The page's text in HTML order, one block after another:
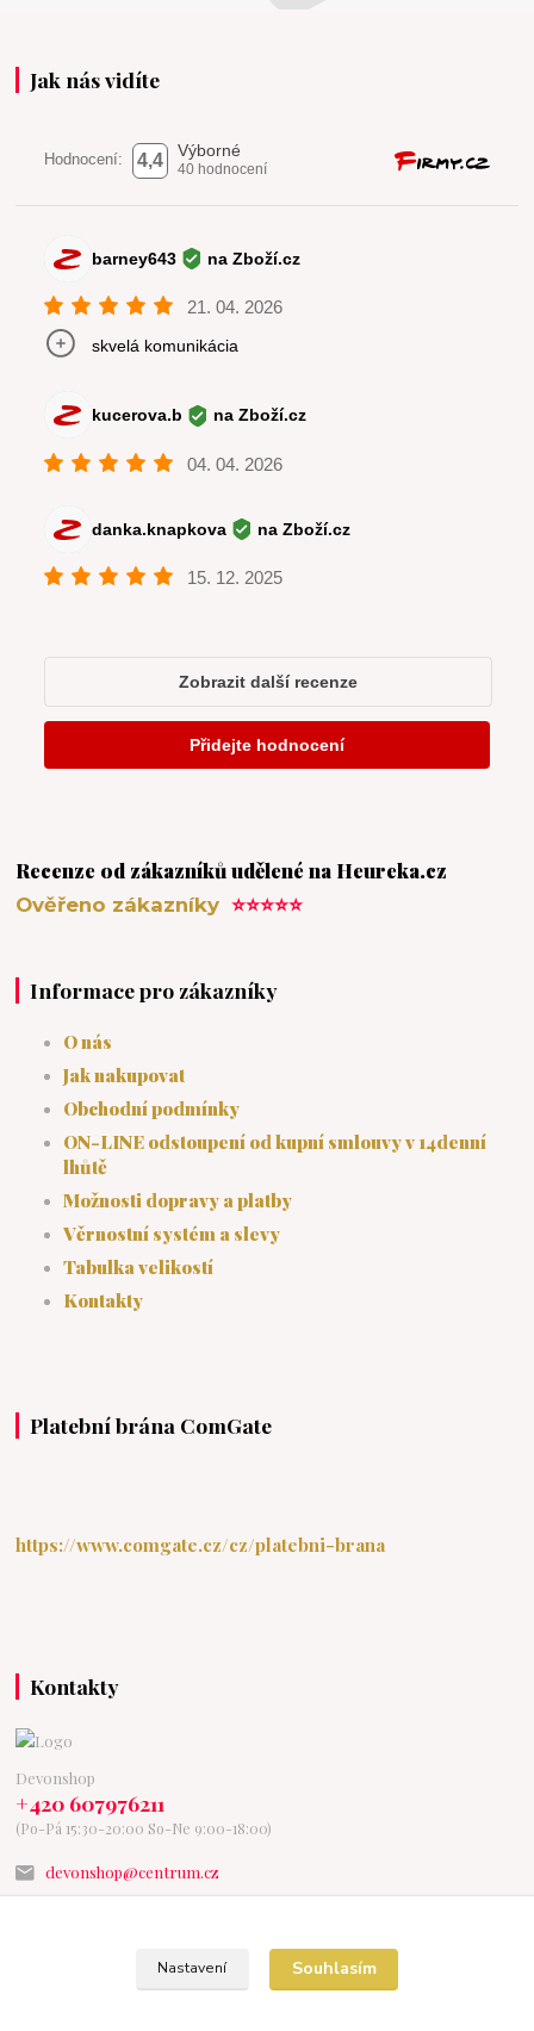
Jak nás vidíte
Recenze od zákazníků udělené na Heureka.cz
Ověřeno zákazníky⭐⭐⭐⭐⭐
Informace pro zákazníky
O nás
Jak nakupovat
Obchodní podmínky
ON-LINE odstoupení od kupní smlouvy v 14denní
lhůtě
Možnosti dopravy a platby
Věrnostní systém a slevy
Tabulka velikostí
Kontakty
Platební brána ComGate
https://www.comgate.cz/cz/platebni-brana
Kontakty
Devonshop
+420 607976211
(Po-Pá 15:30-20:00 So-Ne 9:00-18:00)
devonshop@centrum.cz
Nastavení Souhlasím